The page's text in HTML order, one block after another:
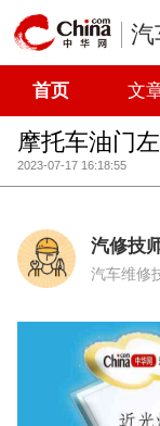
汽
首页 文
摩托车油门
2023-07-17 16:18:55
汽修技
汽车维修